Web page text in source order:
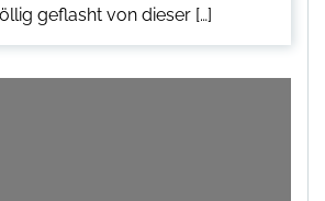
geflasht von dieser […]